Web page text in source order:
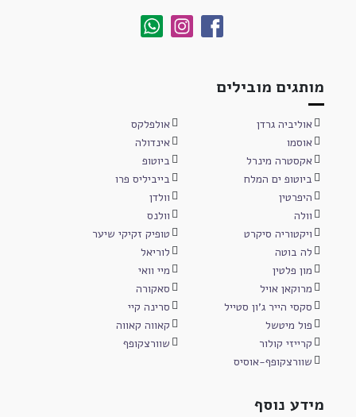
מותגים מובילים
אוליביה גרדן
אולפלקס
אוסמו
אינדולה
אקסטרה מינרל
ביוטופ
ביוטופ ים המלח
בייביליס פרו
היפרטין
וולדן
וולה
וולנס
ויקטוריה סיקרט
טופיק זקיקי שיער
לה בוטה
לוריאל
מון פלטין
מיי וואי
מרוקאן אויל
סאקורה
סקסי הייר ג'ון סטייל
סרינה קיי
פול מיטשל
קאווה קאווה
קרייזי קולור
שוורצקופף
שוורצקופף-אוסיס
מידע נוסף